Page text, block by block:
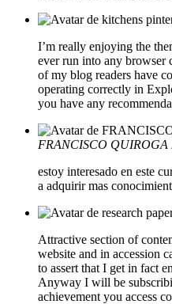
I’m really enjoying the
ever run into any browser
of my blog readers have
operating correctly in
you have any
FRANCISCO QUIROGA
estoy interesado en este
a adquirir mas
Attractive section of
website and in accession
to assert that I get in fact
Anyway I will be
achievement you access